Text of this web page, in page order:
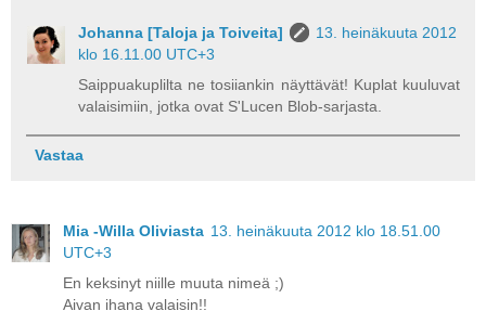
Johanna [Taloja ja Toiveita]
13. heinäkuuta 2012
klo 16.11.00 UTC+3
Saippuakuplilta ne tosiiankin näyttävät! Kuplat kuuluvat
valaisimiin, jotka ovat S'Lucen Blob-sarjasta.
Vastaa
Mia -Willa Oliviasta 13. heinäkuuta 2012 klo 18.51.00
UTC+3
En keksinyt niille muuta nimeä ;)
Aivan ihana valaisin!!